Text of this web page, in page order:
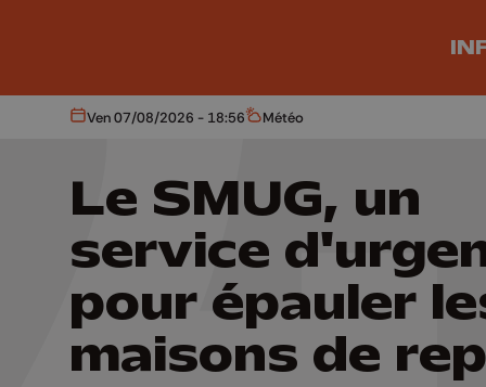
Aujourd'hui
Ven 07/08/2026 - 18:56 Météo
Météo
Le SMUG, un
service
pour épauler
maisons de